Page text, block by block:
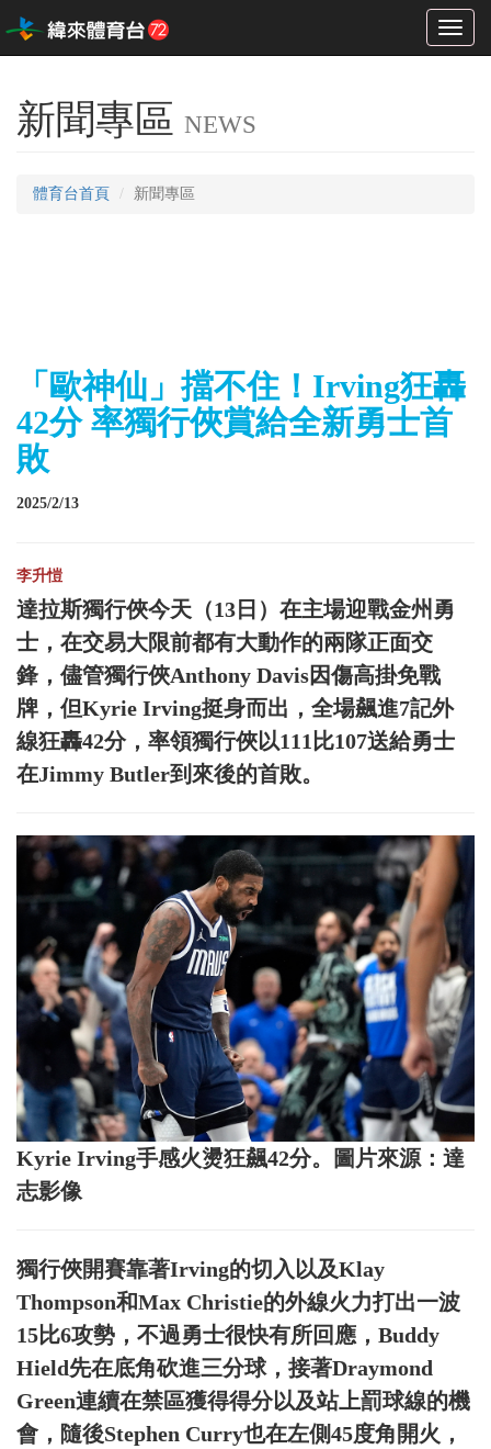
Toggle
新聞專區 NEWS
體育台首頁 新聞專區
「歐神仙」擋不住！Irving狂轟
42分 率獨行俠賞給全新勇士首
敗
2025/2/13
李升愷
達拉斯獨行俠今天（13日）在主場迎戰金州勇
士，在交易大限前都有大動作的兩隊正面交
鋒，儘管獨行俠Anthony Davis因傷高掛免戰
牌，但Kyrie Irving挺身而出，全場飆進7記外
線狂轟42分，率領獨行俠以111比107送給勇士
在Jimmy Butler到來後的首敗。
Kyrie Irving手感火燙狂飆42分。圖片來源：達
志影像
獨行俠開賽靠著Irving的切入以及Klay
Thompson和Max Christie的外線火力打出一波
15比6攻勢，不過勇士很快有所回應，Buddy
Hield先在底角砍進三分球，接著Draymond
Green連續在禁區獲得得分以及站上罰球線的機
會，隨後Stephen Curry也在左側45度角開火，